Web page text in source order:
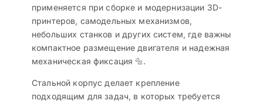
применяется при сборке и модернизации 3D-
принтеров, самодельных механизмов,
небольших станков и других систем, где важны
компактное размещение двигателя и надежная
механическая фиксация 🔩.
Стальной корпус делает крепление
подходящим для задач, в которых требуется